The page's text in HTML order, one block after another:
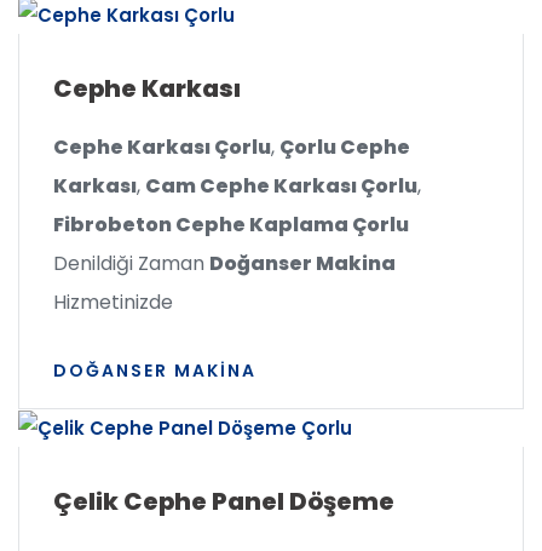
Cephe Karkası
Cephe Karkası Çorlu, Çorlu Cephe
Karkası, Cam Cephe Karkası Çorlu,
Fibrobeton Cephe Kaplama Çorlu
Denildiği Zaman Doğanser Makina
Hizmetinizde
DOĞANSER MAKINA
Çelik Cephe Panel Döşeme